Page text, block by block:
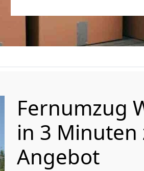
Fernumzug
in 3
Angebot